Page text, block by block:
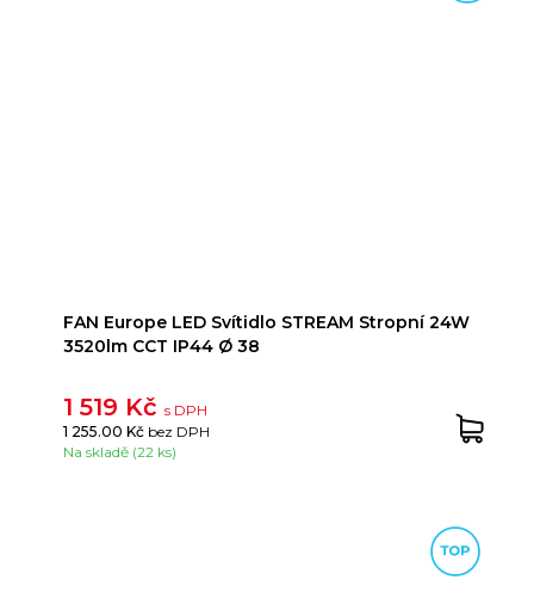
FAN Europe LED Svítidlo STREAM Stropní 24W
3520lm CCT IP44 Ø 38
1 519 Kčs DPH
1 255.00 Kč bez DPH
Na skladě (22 ks)